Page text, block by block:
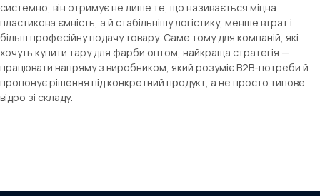
системно, він отримує не лише те, що називається міцна
пластикова ємність, а й стабільнішу логістику, менше втрат і
більш професійну подачу товару. Саме тому для компаній, які
хочуть купити тару для фарби оптом, найкраща стратегія —
працювати напряму з виробником, який розуміє B2B-потреби й
пропонує рішення під конкретний продукт, а не просто типове
відро зі складу.